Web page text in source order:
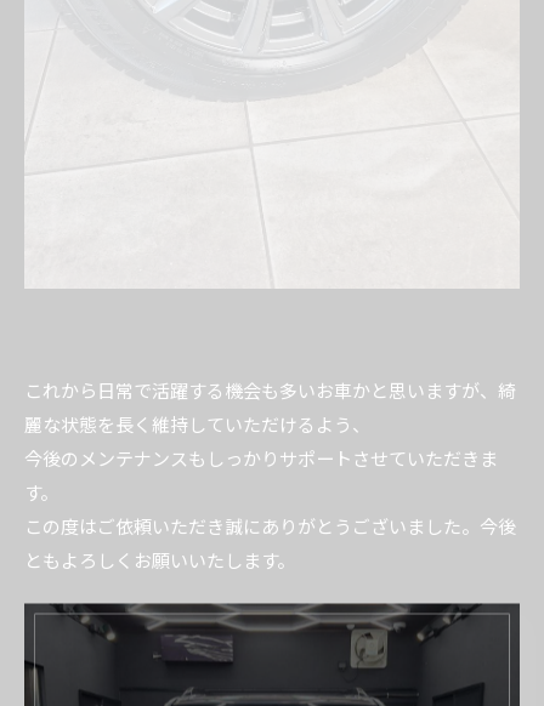
これから日常で活躍する機会も多いお車かと思いますが、綺
麗な状態を長く維持していただけるよう、
今後のメンテナンスもしっかりサポートさせていただきま
す。
この度はご依頼いただき誠にありがとうございました。今後
ともよろしくお願いいたします。
----------------------------------------------------------------------
ART RISE アートライズ